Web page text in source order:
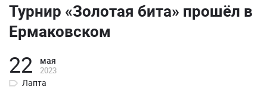
Турнир «Золотая бита» прошёл в
Ермаковском
22 мая
2023
Лапта